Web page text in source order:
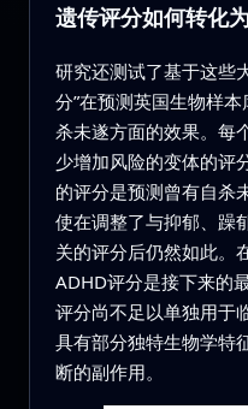
遗传评分如何转化
研究还测试了基于这些
分”在预测英国生物样
杀未遂方面的效果。每
少增加风险的变体的评
的评分是预测曾有自杀
使在调整了与抑郁、躁
关的评分后仍然如此。
ADHD评分是接下来的
评分尚不足以单独用于
具有部分独特生物学特
断的副作用。